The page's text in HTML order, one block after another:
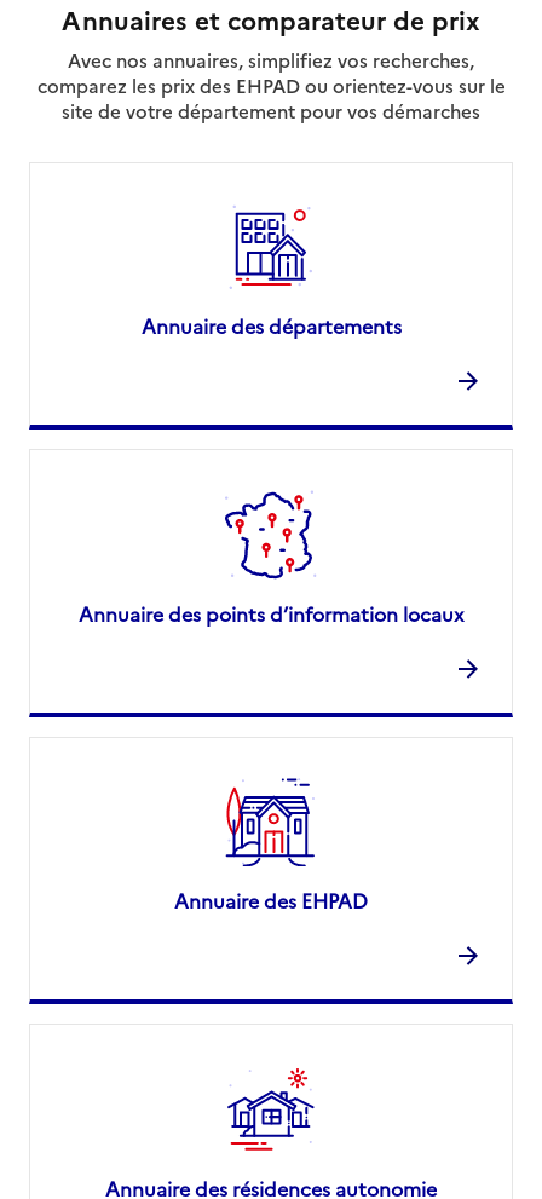
Annuaires et comparateur de prix
Avec nos annuaires, simplifiez vos recherches,
comparez les prix des EHPAD ou orientez-vous sur le
site de votre département pour vos démarches
Annuaire des départements
Annuaire des points d’information locaux
Annuaire des EHPAD
Annuaire des résidences autonomie